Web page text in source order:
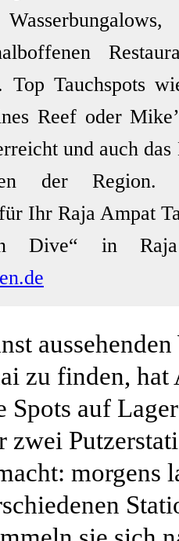
Top Tauchspots
Reef oder
und auch
der Region.
Ihr Raja Ampat
Dive“ in
zu finden, hat
Spots auf
zwei
morgens